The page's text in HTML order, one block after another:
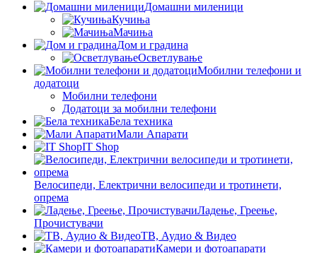
Домашни миленици
Кучиња
Мачиња
Дом и градина
Осветлување
Мобилни телефони и
додатоци
Мобилни телефони
Додатоци за мобилни телефони
Бела техника
Мали Апарати
IT Shop
Велосипеди, Електрични велосипеди и тротинети,
опрема
Ладење, Греење,
Прочистувачи
ТВ, Аудио & Видео
Камери и фотоапарати